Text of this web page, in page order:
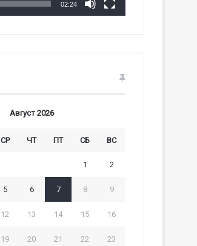
02:24
Август 2026
СР ЧТ ПТ СБ ВС
1 2
5 6 7 8 9
12 13 14 15 16
19 20 21 22 23